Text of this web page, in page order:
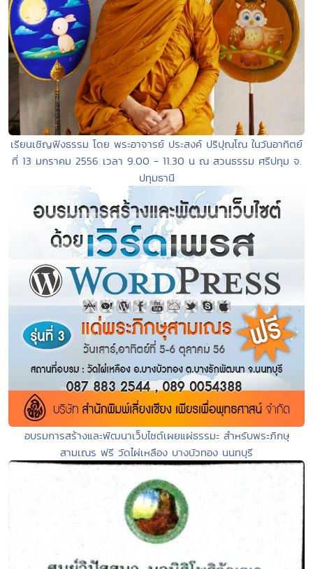
เรียนเชิญฟังธรรม โดย พระอาจารย์ ประสงค์ ปริปุณฺโณ ในวันอาทิตย์
ที่ 13 มกราคม 2556 เวลา 9.00 - 11.30 น ณ สวนธรรม ศรีปทุม จ.
ปทุมธานี
อบรมการสร้างและพัฒนาเว็บไซต์เผยแผ่ธรรมะ สำหรับพระภิกษุ
สามเณร ฟรี วัดไผ่เหลือง บางบัวทอง นนทบุรี